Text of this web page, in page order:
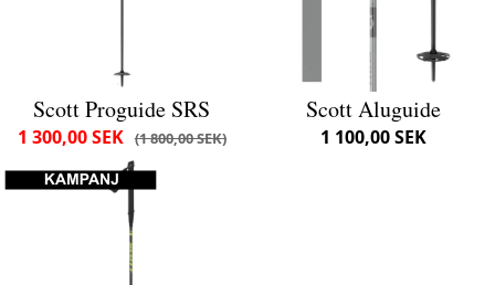
Scott Proguide SRS
1 800,00 SEK
1 300,00 SEK
Scott Aluguide
1 100,00 SEK